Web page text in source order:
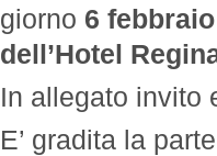
giorno 6 febbraio
dell’Hotel
In allegato invito
E’ gradita la